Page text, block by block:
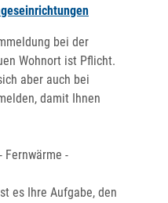
bei der
Wohnort ist Pflicht.
aber auch bei
damit Ihnen
Fernwärme -
es Ihre Aufgabe, den